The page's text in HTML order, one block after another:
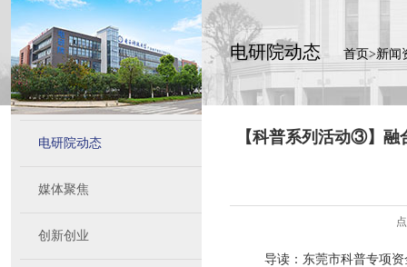
电研院动态
媒体聚焦
创新创业
电研院动态 首页>新闻
【科普系列活动③】融
导读：东莞市科普专项资